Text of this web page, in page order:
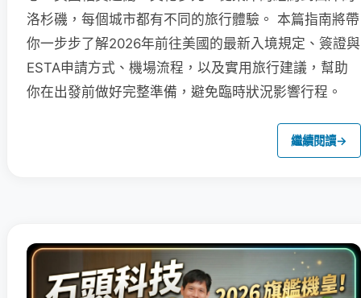
洛杉磯，每個城市都有不同的旅行體驗。 本篇指南將帶
你一步步了解2026年前往美國的最新入境規定、簽證與
ESTA申請方式、機場流程，以及實用旅行建議，幫助
你在出發前做好完整準備，避免臨時狀況影響行程。
繼續閱讀→